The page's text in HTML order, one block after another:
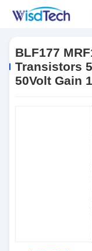
Transistors 5 À 150 MHz
BLF177
Transistors
50Volt Gain